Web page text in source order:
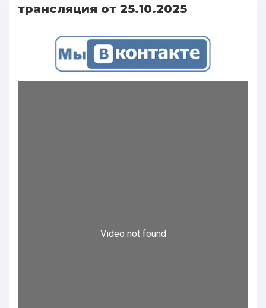
трансляция от 25.10.2025